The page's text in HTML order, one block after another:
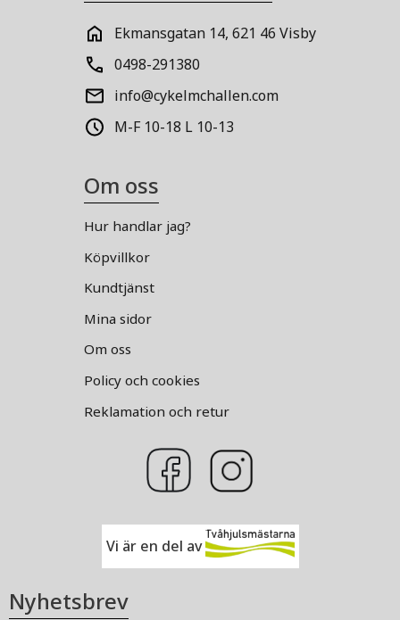
Ekmansgatan 14, 621 46 Visby
0498-291380
info@cykelmchallen.com
M-F 10-18 L 10-13
Om oss
Hur handlar jag?
Köpvillkor
Kundtjänst
Mina sidor
Om oss
Policy och cookies
Reklamation och retur
Vi är en del av
Nyhetsbrev